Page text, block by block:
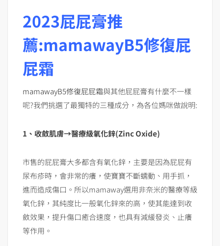
2023屁屁膏推
薦:mamawayB5修復屁
屁霜
mamawayB5修復屁屁霜與其他屁屁膏有什麼不一樣
呢?我們挑選了最獨特的三種成分，為各位媽咪做說明:
1、收斂肌膚→醫療級氧化鋅(Zinc Oxide)
市售的屁屁膏大多都含有氧化鋅，主要是因為屁屁有
尿布疹時，會非常的癢，使寶寶不斷蠕動、用手抓，
進而造成傷口。所以mamaway選用非奈米的醫療等級
氧化鋅，其純度比一般氧化鋅來的高，使其能達到收
斂效果，提升傷口癒合速度，也具有減緩發炎、止癢
等作用。